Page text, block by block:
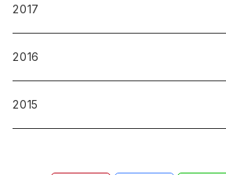
その他
2017
2016
2015